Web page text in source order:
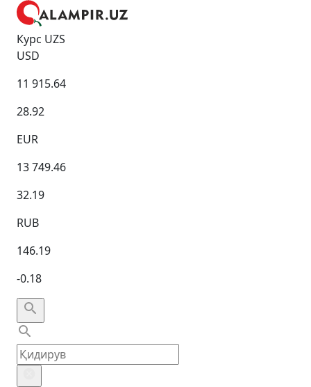
Курс UZS
USD
11 915.64
28.92
EUR
13 749.46
32.19
RUB
146.19
-0.18